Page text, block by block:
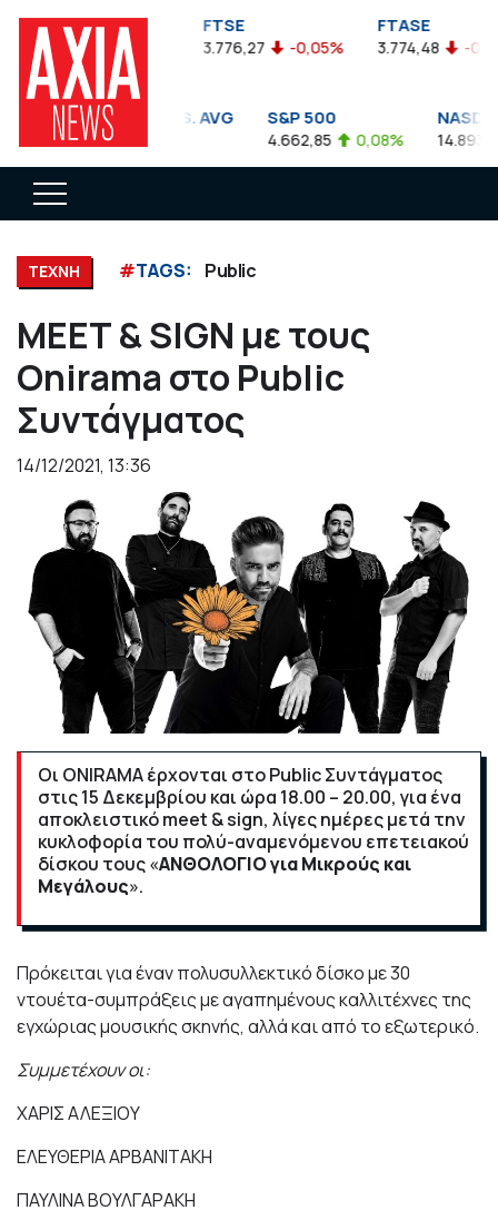
FTSEA
899,47 -0,04%
FTSE
3.776,27 -0,05%
FTASE
3.774,48 -
DOW JONES INDUS. AVG
35.911,81 -0,56%
S&P 500
4.662,85 0,08% 14.893,75
ΤΕΧΝΗ #TAGS: Public
MEET & SIGN με τους
Onirama στο Public
Συντάγματος
14/12/2021, 13:36
Οι ONIRAMAέρχονται στοPublicΣυντάγματος
στις 15 Δεκεμβρίου και ώρα 18.00 – 20.00, για ένα
αποκλειστικόmeet &sign, λίγες ημέρες μετά την
κυκλοφορία του πολύ-αναμενόμενου επετειακού
δίσκου τους «ΑΝΘΟΛΟΓΙΟ για Μικρούς και
Μεγάλους».
Πρόκειται για έναν πολυσυλλεκτικό δίσκο με 30
ντουέτα-συμπράξεις με αγαπημένους καλλιτέχνες της
εγχώριας μουσικής σκηνής, αλλά και από το εξωτερικό.
Συμμετέχουν οι:
ΧΑΡΙΣ ΑΛΕΞΙΟΥ
ΕΛΕΥΘΕΡΙΑ ΑΡΒΑΝΙΤΑΚΗ
ΠΑΥΛΙΝΑ ΒΟΥΛΓΑΡΑΚΗ